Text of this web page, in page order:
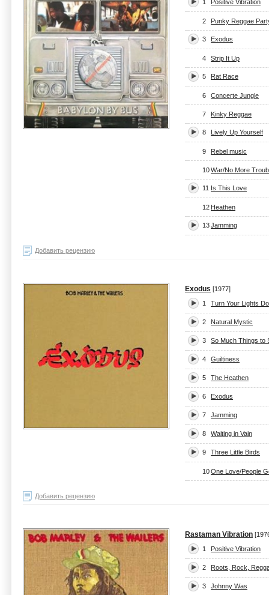
1
Positive Vibration
2 Punky Reggae
3 Exodus
4 Strip It Up
5 Rat Race
6 Concerte Jungle
7 Kinky Reggae
8 Lively Up Yourself
9 Rebel music
10War/No More
11 Is This Love
12 Heathen
13Jamming
Добавить рецензию
Exodus [1977]
1
Turn Your Lights
2 Natural Mystic
3 So Much Things to
4 Guiltiness
5 The Heathen
6 Exodus
7 Jamming
8 Waiting in Vain
9 Three Little Birds
10One Love/People
Добавить рецензию
Rastaman Vibration
1
Positive Vibration
2 Roots, Rock,
3 Johnny Was